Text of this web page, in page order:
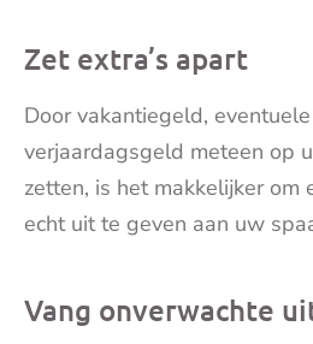
Zet extra’s apart
Door vakantiegeld,
verjaardagsgeld meteen op
zetten, is het makkelijker om
echt uit te geven aan uw
Vang onverwachte